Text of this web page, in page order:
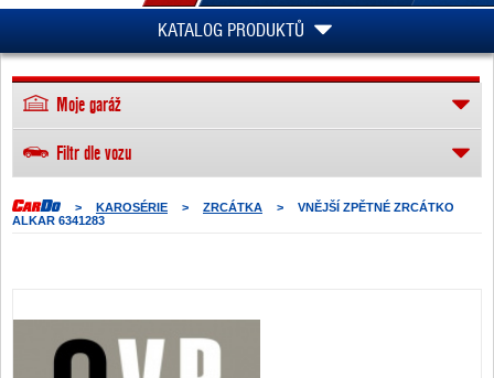
KATALOG PRODUKTŮ
> KAROSÉRIE > ZRCÁTKA >
VNĚJŠÍ ZPĚTNÉ ZRCÁTKO
ALKAR 6341283
Moje garáž
Filtr dle vozu